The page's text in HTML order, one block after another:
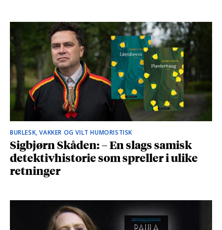
BURLESK, VAKKER OG VILT HUMORISTISK
Sigbjørn Skåden: – En slags samisk
detektivhistorie som spreller i ulike
retninger